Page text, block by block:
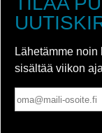
Lähetämme
sisältää viikon